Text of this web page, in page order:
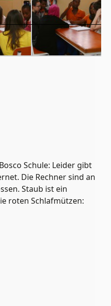
Schule: Leider gibt
Die Rechner sind an
Staub ist ein
roten Schlafmützen: